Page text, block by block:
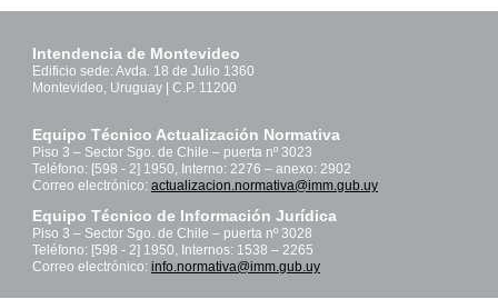
Intendencia de Montevideo
Edificio sede: Avda. 18 de Julio 1360
Montevideo, Uruguay | C.P. 11200
Equipo Técnico Actualización Normativa
Piso 3 – Sector Sgo. de Chile – puerta nº 3023
Teléfono: [598 - 2] 1950, Interno: 2276 – anexo: 2902
Correo electrónico: actualizacion.normativa@imm.gub.uy
Equipo Técnico de Información Jurídica
Piso 3 – Sector Sgo. de Chile – puerta nº 3028
Teléfono: [598 - 2] 1950, Internos: 1538 – 2265
Correo electrónico: info.normativa@imm.gub.uy